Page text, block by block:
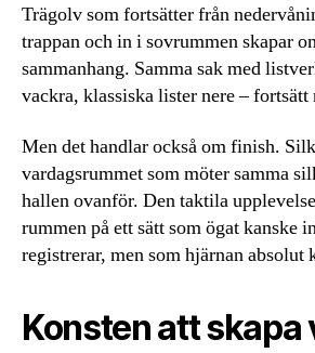
Trägolv som fortsätter från
trappan och in i sovrummen skapar
sammanhang. Samma sak med
vackra, klassiska lister nere – fortsätt
Men det handlar också om finish.
vardagsrummet som möter samma
hallen ovanför. Den taktila
rummen på ett sätt som ögat kanske
registrerar, men som hjärnan absolut
Konsten att skapa